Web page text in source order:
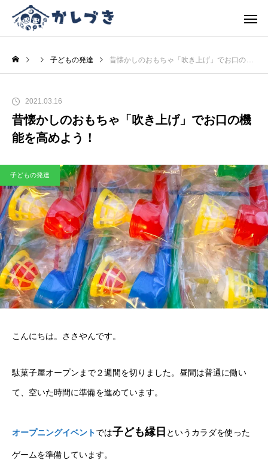
子どもの発達 昔懐かしのおもちゃ「吹き上げ」でお口の機能を高めよう！
2021.03.16
昔懐かしのおもちゃ「吹き上げ」でお口の機
能を高めよう！
子どもの発達
こんにちは。ささやんです。
駄菓子屋オープンまで２週間を切りました。昼間は普通に働い
て、空いた時間に準備を進めています。
オープニングイベントでは子ども縁日 というカラダを使った
ゲームを準備しています。